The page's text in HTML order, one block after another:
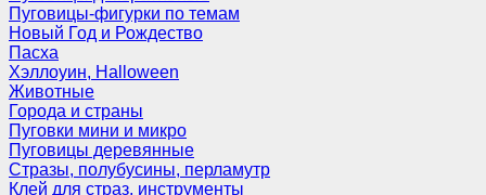
Пуговицы-фигурки по темам
Новый Год и Рождество
Пасха
Хэллоуин, Halloween
Животные
Города и страны
Пуговки мини и микро
Пуговицы деревянные
Стразы, полубусины, перламутр
Клей для страз, инструменты